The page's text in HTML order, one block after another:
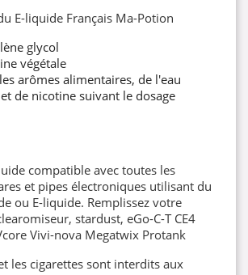
E-liquide Français Ma-Potion
glycol
végétale
arômes alimentaires, de l'eau
de nicotine suivant le dosage
compatible avec toutes les
et pipes électroniques utilisant du
ou E-liquide. Remplissez votre
stardust, eGo-C-T CE4
Vivi-nova Megatwix Protank
les cigarettes sont interdits aux